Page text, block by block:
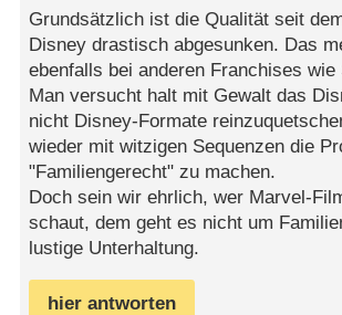
Grundsätzlich ist die Qualität seit
Disney drastisch abgesunken. Das
ebenfalls bei anderen Franchises wie
Man versucht halt mit Gewalt das
nicht Disney-Formate
wieder mit witzigen Sequenzen die
"Familiengerecht" zu machen.
Doch sein wir ehrlich, wer Marvel-
schaut, dem geht es nicht um
lustige Unterhaltung.
hier antworten